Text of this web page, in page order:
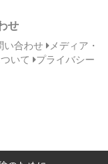
せ
い合わせ メディア・
いて プライバシー